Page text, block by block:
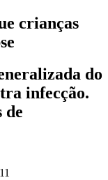
crianças
do
infecção.
de